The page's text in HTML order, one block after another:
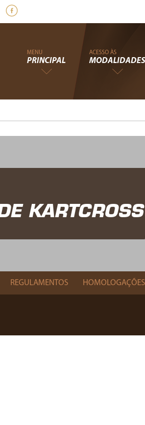
MENU
PRINCIPAL
ACESSO ÀS
MODALIDADES
KARTCROSS
REGULAMENTOS